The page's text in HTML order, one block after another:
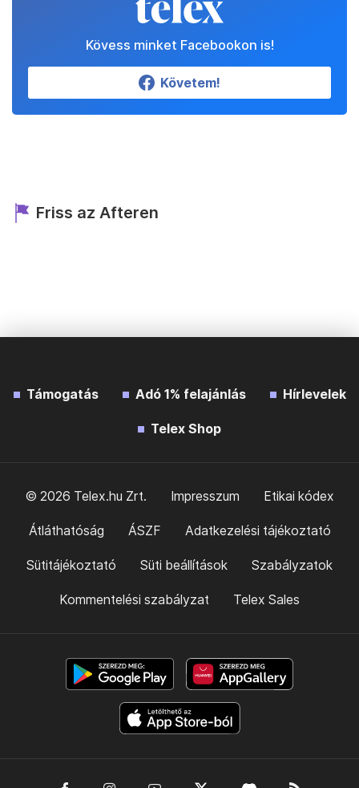
Kövess minket Facebookon is!
Követem!
Friss az Afteren
Támogatás Adó 1% felajánlás Hírlevelek
Telex Shop
© 2026 Telex.hu Zrt. Impresszum Etikai kódex
Átláthatóság ÁSZF Adatkezelési tájékoztató
Sütitájékoztató Süti beállítások Szabályzatok
Kommentelési szabályzat Telex Sales